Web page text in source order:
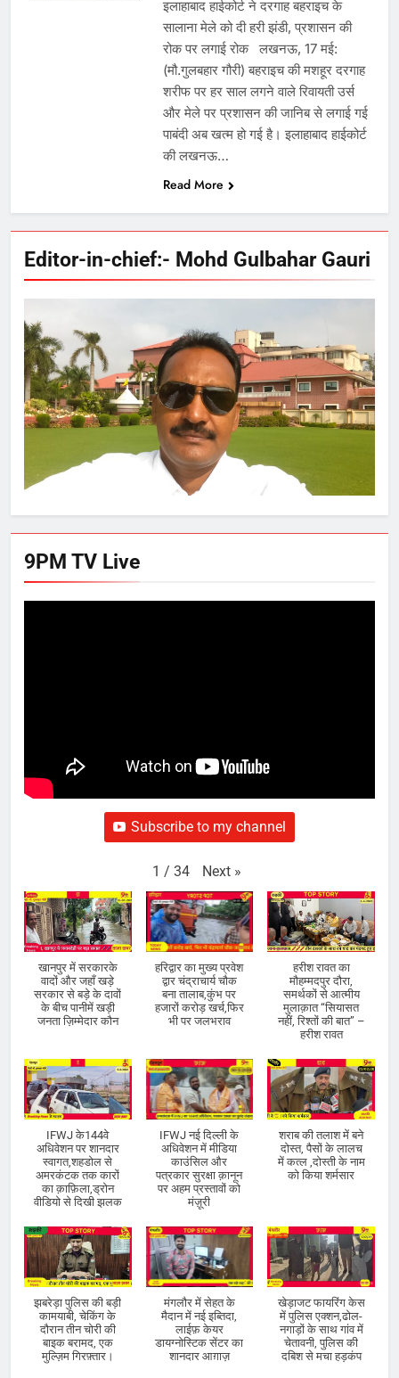
इलाहाबाद हाईकोर्ट ने दरगाह बहराइच के
सालाना मेले को दी हरी झंडी, प्रशासन की
रोक पर लगाई रोक लखनऊ, 17 मई:
(मौ.गुलबहार गौरी) बहराइच की मशहूर दरगाह
शरीफ पर हर साल लगने वाले रिवायती उर्स
और मेले पर प्रशासन की जानिब से लगाई गई
पाबंदी अब खत्म हो गई है। इलाहाबाद हाईकोर्ट
की लखनऊ…
Read More
Editor-in-chief:- Mohd Gulbahar Gauri
9PM TV Live
Subscribe to my channel
1 / 34 Next »
खानपुर में सरकारके
वादों और जहाँ खड़े
सरकार से बड़े के दावों
के बीच पानीमें खड़ी
जनता ज़िम्मेदार कौन
हरिद्वार का मुख्य प्रवेश
द्वार चंद्राचार्य चौक
बना तालाब,कुंभ पर
हजारों करोड़ खर्च,फिर
भी पर जलभराव
हरीश रावत का
मौहम्मदपुर दौरा,
समर्थकों से आत्मीय
मुलाक़ात “सियासत
नहीं, रिश्तों की बात” –
हरीश रावत
IFWJ के144वे
अधिवेशन पर शानदार
स्वागत,शहडोल से
अमरकंटक तक कारों
का क़ाफ़िला,ड्रोन
वीडियो से दिखी झलक
IFWJ नई दिल्ली के
अधिवेशन में मीडिया
काउंसिल और
पत्रकार सुरक्षा क़ानून
पर अहम प्रस्तावों को
मंज़ूरी
शराब की तलाश में बने
दोस्त, पैसों के लालच
में कत्ल ,दोस्ती के नाम
को किया शर्मसार
झबरेड़ा पुलिस की बड़ी
कामयाबी, चेकिंग के
दौरान तीन चोरी की
बाइक बरामद, एक
मुल्ज़िम गिरफ़्तार।
मंगलौर में सेहत के
मैदान में नई इब्तिदा,
लाईफ़ केयर
डायग्नोस्टिक सेंटर का
शानदार आग़ाज़
खेड़ाजट फायरिंग केस
में पुलिस एक्शन,ढोल-
नगाड़ों के साथ गांव में
चेतावनी, पुलिस की
दबिश से मचा हड़कंप